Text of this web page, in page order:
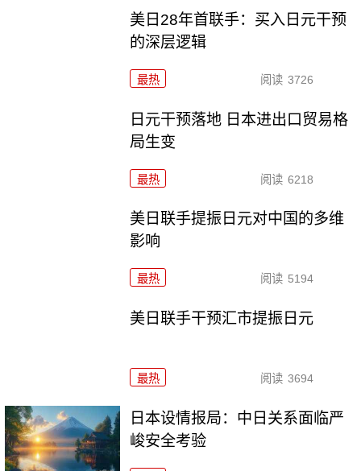
美日28年首联手：买入日元干预
的深层逻辑
最热 阅读 3726
日元干预落地 日本进出口贸易格
局生变
最热 阅读 6218
美日联手提振日元对中国的多维
影响
最热 阅读 5194
美日联手干预汇市提振日元
最热 阅读 3694
日本设情报局：中日关系面临严
峻安全考验